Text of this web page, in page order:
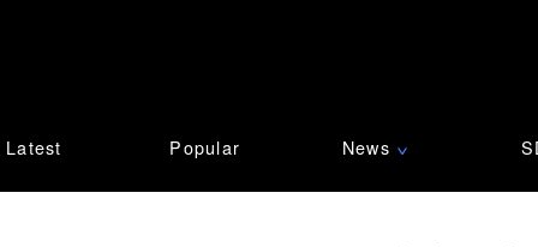
Latest Popular News ∨